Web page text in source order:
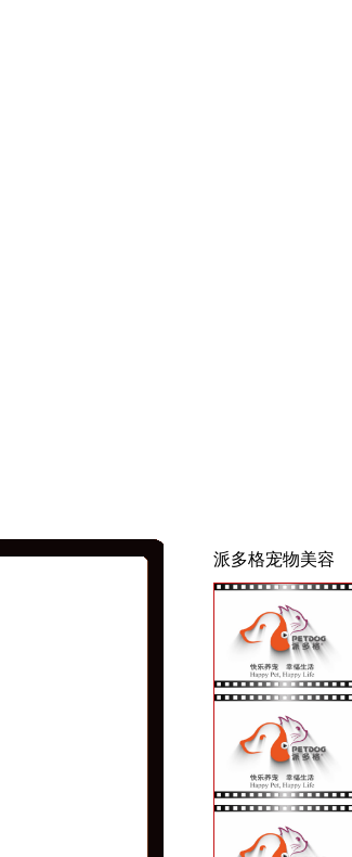
派多格宠物美容